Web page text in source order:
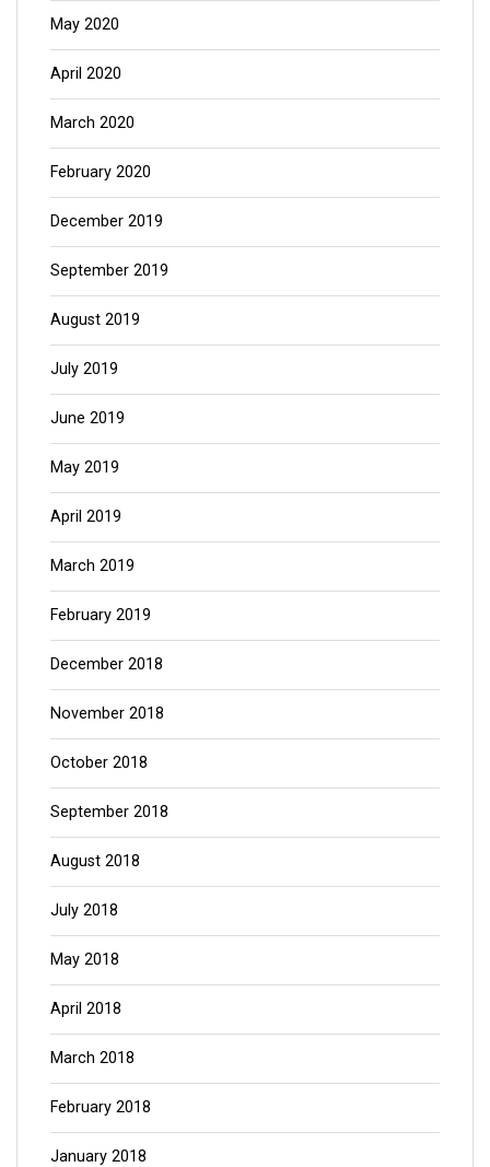
May 2020
April 2020
March 2020
February 2020
December 2019
September 2019
August 2019
July 2019
June 2019
May 2019
April 2019
March 2019
February 2019
December 2018
November 2018
October 2018
September 2018
August 2018
July 2018
May 2018
April 2018
March 2018
February 2018
January 2018